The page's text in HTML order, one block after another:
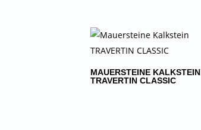
MAUERSTEINE KALKSTEIN
TRAVERTIN CLASSIC